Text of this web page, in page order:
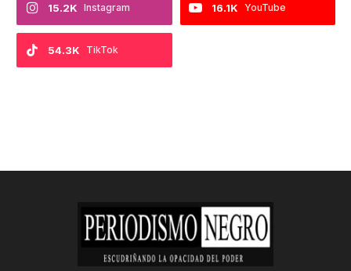
Instagram
15.2K YouTube
16.1K
TikTok
54.3K